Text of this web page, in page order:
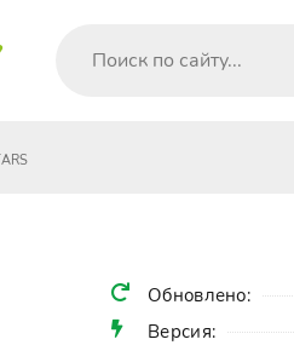
Обновлено:
Версия: